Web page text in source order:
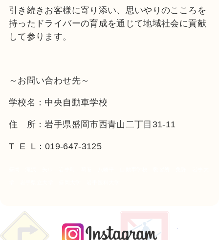
引き続きお客様に寄り添い、思いやりのこころを
持ったドライバーの育成を通じて地域社会に貢献
して参ります。
～お問い合わせ先～
学校名：中央自動車学校
住 所：岩手県盛岡市西青山二丁目31-11
T E L：019-647-3125